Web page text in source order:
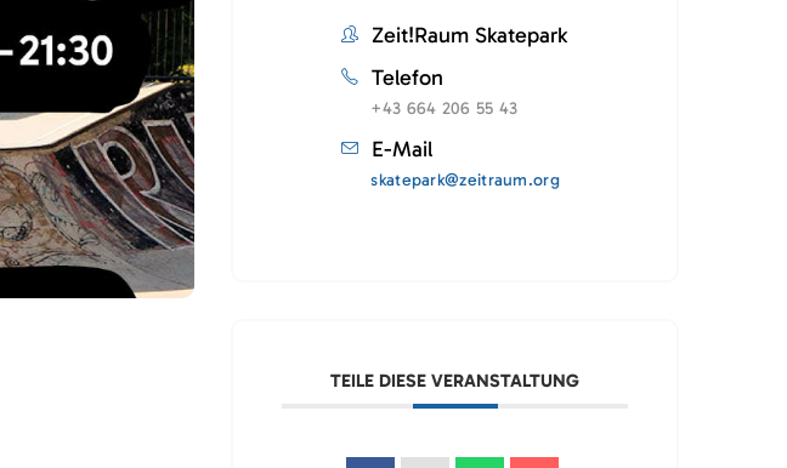
Zeit!Raum Skatepark
Telefon
+43 664 206 55 43
E-Mail
skatepark@zeitraum.org
TEILE DIESE VERANSTALTUNG